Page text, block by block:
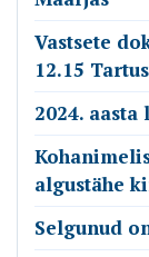
Vastsete
12.15 Tartus
2024.
algustähe
Selgunud